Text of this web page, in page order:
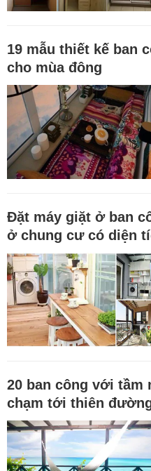
19 mẫu thiết kế ban
cho mùa đông
Đặt máy giặt ở ban
ở chung cư có diện
20 ban công với tầm
chạm tới thiên